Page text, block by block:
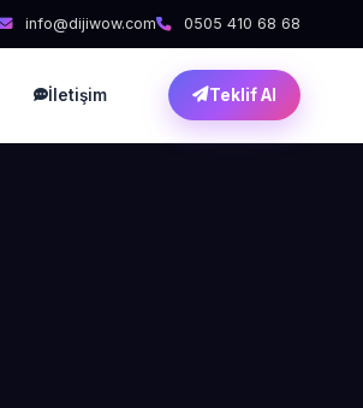
info@dijiwow.com 0505 410 68 68
İletişim Teklif Al